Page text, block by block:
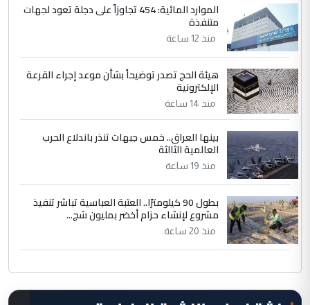
الموارد المائية: 454 تجاوزاً على دجلة تعود لجهات
متنفذة
منذ 12 ساعة
هيئة الحج تصدر توضيحاً بشأن موعد إجراء القرعة
الإلكترونية
منذ 14 ساعة
بينها العراق.. خمس جبهات تنذر باندلاع الحرب
العالمية الثالثة
منذ 19 ساعة
بطول 90 كيلومترًا.. العتبة العباسية تباشر تنفيذ
مشروع لإنشاء حزام أخضر بمليون شج...
منذ 20 ساعة